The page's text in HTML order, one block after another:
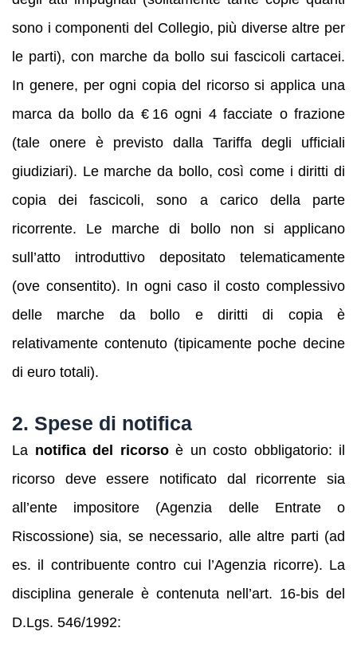
sono i componenti del Collegio, più diverse altre per
le parti), con marche da bollo sui fascicoli cartacei.
In genere, per ogni copia del ricorso si applica una
marca da bollo da € 16 ogni 4 facciate o frazione
(tale onere è previsto dalla Tariffa degli ufficiali
giudiziari). Le marche da bollo, così come i diritti di
copia dei fascicoli, sono a carico della parte
ricorrente. Le marche di bollo non si applicano
sull’atto introduttivo depositato telematicamente
(ove consentito). In ogni caso il costo complessivo
delle marche da bollo e diritti di copia è
relativamente contenuto (tipicamente poche decine
di euro totali).
2. Spese di notifica
La notifica del ricorsoè un costo obbligatorio: il
ricorso deve essere notificato dal ricorrente sia
all’ente impositore (Agenzia delle Entrate o
Riscossione) sia, se necessario, alle altre parti (ad
es. il contribuente contro cui l’Agenzia ricorre). La
disciplina generale è contenuta nell’art. 16‑bis del
D.Lgs. 546/1992: